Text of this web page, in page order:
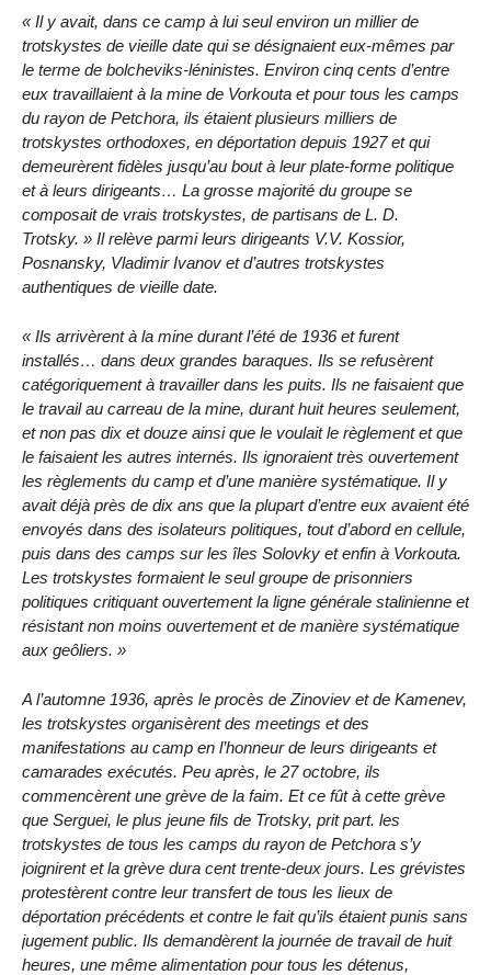
« Il y avait, dans ce camp à lui seul environ un millier de
trotskystes de vieille date qui se désignaient eux-mêmes par
le terme de bolcheviks-léninistes. Environ cinq cents d’entre
eux travaillaient à la mine de Vorkouta et pour tous les camps
du rayon de Petchora, ils étaient plusieurs milliers de
trotskystes orthodoxes, en déportation depuis 1927 et qui
demeurèrent fidèles jusqu’au bout à leur plate-forme politique
et à leurs dirigeants… La grosse majorité du groupe se
composait de vrais trotskystes, de partisans de L. D.
Trotsky. » Il relève parmi leurs dirigeants V.V. Kossior,
Posnansky, Vladimir Ivanov et d’autres trotskystes
authentiques de vieille date.
« Ils arrivèrent à la mine durant l’été de 1936 et furent
installés… dans deux grandes baraques. Ils se refusèrent
catégoriquement à travailler dans les puits. Ils ne faisaient que
le travail au carreau de la mine, durant huit heures seulement,
et non pas dix et douze ainsi que le voulait le règlement et que
le faisaient les autres internés. Ils ignoraient très ouvertement
les règlements du camp et d’une manière systématique. Il y
avait déjà près de dix ans que la plupart d’entre eux avaient été
envoyés dans des isolateurs politiques, tout d’abord en cellule,
puis dans des camps sur les îles Solovky et enfin à Vorkouta.
Les trotskystes formaient le seul groupe de prisonniers
politiques critiquant ouvertement la ligne générale stalinienne et
résistant non moins ouvertement et de manière systématique
aux geôliers. »
A l’automne 1936, après le procès de Zinoviev et de Kamenev,
les trotskystes organisèrent des meetings et des
manifestations au camp en l’honneur de leurs dirigeants et
camarades exécutés. Peu après, le 27 octobre, ils
commencèrent une grève de la faim. Et ce fût à cette grève
que Serguei, le plus jeune fils de Trotsky, prit part. les
trotskystes de tous les camps du rayon de Petchora s’y
joignirent et la grève dura cent trente-deux jours. Les grévistes
protestèrent contre leur transfert de tous les lieux de
déportation précédents et contre le fait qu’ils étaient punis sans
jugement public. Ils demandèrent la journée de travail de huit
heures, une même alimentation pour tous les détenus,